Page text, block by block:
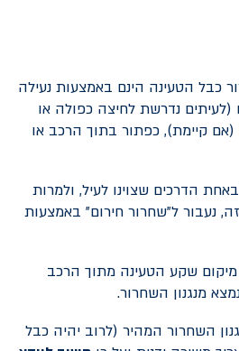
כבל הטעינה הינם באמצעות נעילה
נדרשת לחיצה כפולה או
קיימת), כפתור בתוך הרכב או
הדרכים שצוינו לעיל, ולמרות
נעבור ל"שחרור חירום" באמצעות
שקע הטעינה מתוך הרכב
מנגנון השחרור.
השחרור המהיר (לרוב יהיה כבל